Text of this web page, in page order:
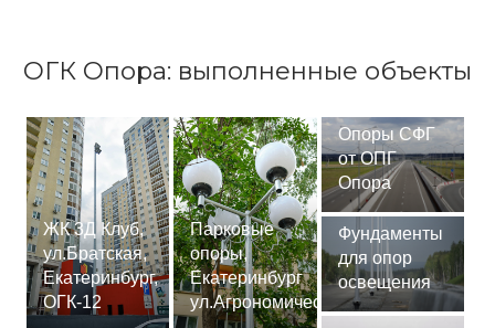
ОГК Опора: выполненные объекты
ЖК 3Д Клуб,
ул.Братская,
Екатеринбург,
ОГК-12
Парковые
опоры,
Екатеринбург
ул.Агрономическая
Опоры СФГ
от ОПГ
Опора
Фундаменты
для опор
освещения